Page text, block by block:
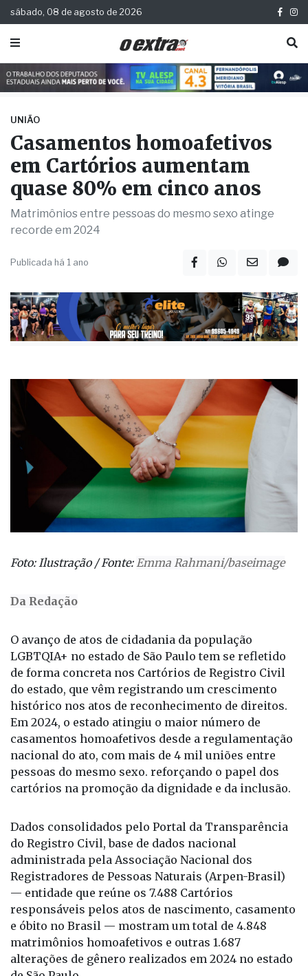
sábado, 08 de agosto de 2026
UNIÃO
Casamentos homoafetivos
em Cartórios aumentam
quase 80% em cinco anos
Matrimônios entre pessoas do mesmo sexo atinge
Publicada há 1 ano
Foto: Ilustração / Fonte:
Da Redação
O avanço de atos de cidadania da população
LGBTQIA+ no estado de São Paulo tem se refletido
de forma concreta nos Cartórios de Registro Civil
do estado, que vêm registrando um crescimento
histórico nos atos de reconhecimento de direitos.
Em 2024, o estado atingiu o maior número de
casamentos homoafetivos desde a regulamentação
nacional do ato, com mais de 4 mil uniões entre
cartórios na promoção da dignidade e da inclusão.
Dados consolidados pelo Portal da Transparência
do Registro Civil, base de dados nacional
administrada pela Associação Nacional dos
Registradores de Pessoas Naturais (Arpen-Brasil)
— entidade que reúne os 7.488 Cartórios
responsáveis pelos atos de nascimento, casamento
e óbito no Brasil — mostram um total de 4.848